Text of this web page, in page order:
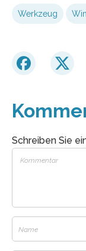
Werkzeug
Schreiben Sie